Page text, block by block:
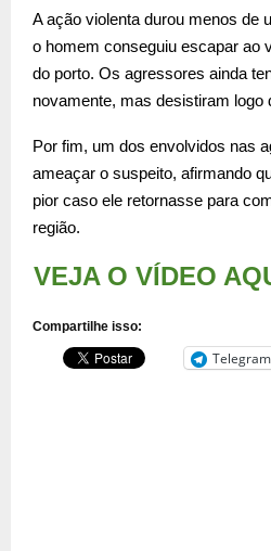
A ação violenta durou menos de
o homem conseguiu escapar ao
do porto. Os agressores ainda
novamente, mas desistiram logo
Por fim, um dos envolvidos nas
ameaçar o suspeito, afirmando
pior caso ele retornasse para
região.
VEJA O VÍDEO
Compartilhe isso:
Telegram